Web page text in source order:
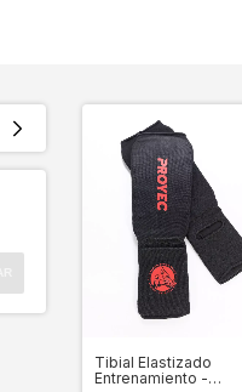
Tibial Elastizado
Entrenamiento -